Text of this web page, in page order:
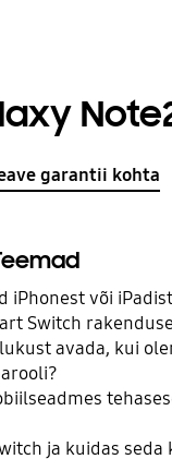
garantii kohta
iPhonest või
Switch
avada, kui
ja kuidas seda